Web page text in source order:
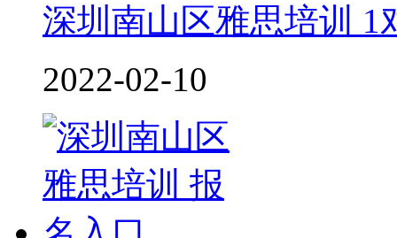
深圳南山区雅思培训 1
2022-02-10